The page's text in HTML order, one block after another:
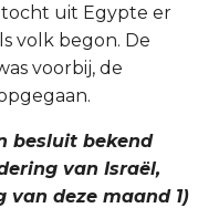
uit Egypte er
volk begon. De
voorbij, de
besluit bekend
van Israël,
van deze maand 1)